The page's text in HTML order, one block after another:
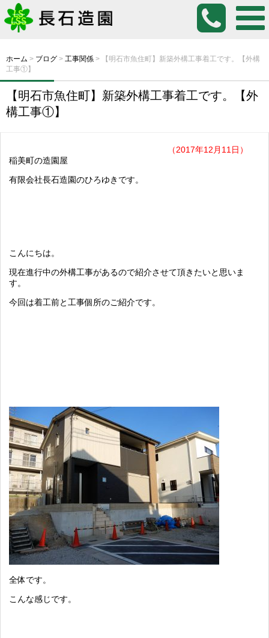
ホーム > ブログ > 工事関係 >
【明石市魚住町】新築外構工事着工です。【外構
工事①】
【明石市魚住町】新築外構工事着工です。【外
構工事①】
（2017年12月11日）
稲美町の造園屋
有限会社長石造園のひろゆきです。
こんにちは。
現在進行中の外構工事があるので紹介させて頂きたいと思いま
す。
今回は着工前と工事個所のご紹介です。
全体です。
こんな感じです。